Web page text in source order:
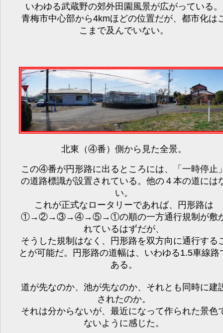
いわゆる武蔵野の郊外田園風景が広がっている。
青梅市中心部から4kmほどの位置だが、都市化は
こまで及んでいない。
北東（④番）側から見た全景。
この④番が円形路に出るところには、「一時停止
の道路標識が設置されている。他の４本の道には
い。
これが正式なロータリーであれば、円形路は
①→②→③→④→⑤→①の順の一方通行規制が敷
れているはずだが、
そうした規制はなく、円形路を双方向に通行する
とが可能だ。円形路の道幅は、いわゆる1.5車線路
ある。
道が先なのか、池が先なのか、それとも同時に建
されたのか。
それは分からないが、最近になって作られた景色
ないように感じた。